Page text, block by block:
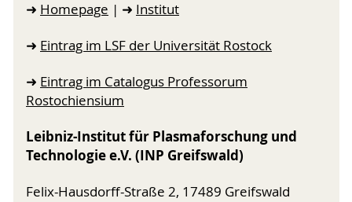
➜ Homepage | ➜ Institut
➜ Eintrag im LSF der Universität Rostock
➜ Eintrag im Catalogus Professorum
Rostochiensium
Leibniz-Institut für Plasmaforschung und
Technologie e.V. (INP Greifswald)
Felix-Hausdorff-Straße 2, 17489 Greifswald